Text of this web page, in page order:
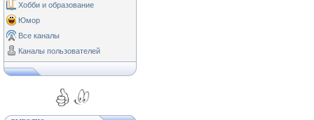
Хобби и образование
Юмор
Все каналы
Каналы пользователей